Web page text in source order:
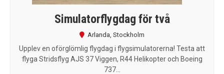
Simulatorflygdag för två
Arlanda, Stockholm
Upplev en oförglömlig flygdag i flygsimulatorerna! Testa att
flyga Stridsflyg AJS 37 Viggen, R44 Helikopter och Boeing
737...